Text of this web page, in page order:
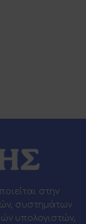
στην
συστημάτων
υπολογιστών,